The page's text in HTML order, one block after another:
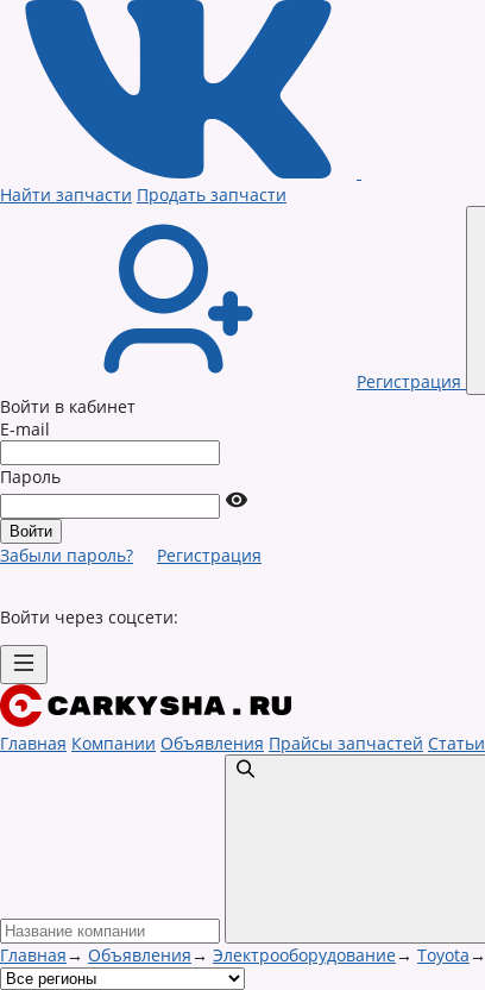
Найти запчасти Продать запчасти
Регистрация
Войти в кабинет
E-mail
Пароль
Забыли пароль? Регистрация
Войти через соцсети:
Главная Компании Объявления Прайсы запчастей Статьи
Главная→ Объявления→ Электрооборудование→ Toyota→